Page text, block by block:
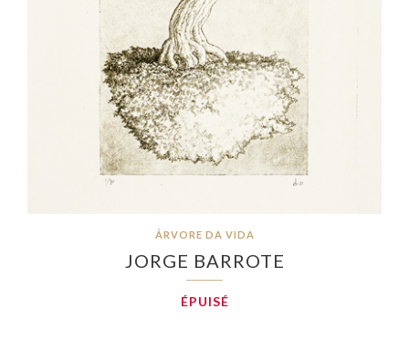
ÁRVORE DA VIDA
JORGE BARROTE
ÉPUISÉ